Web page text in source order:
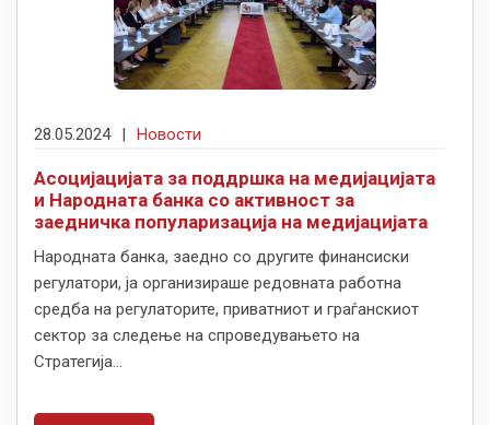
28.05.2024 Новости
Асоцијацијата за поддршка на медијацијата
и Народната банка со активност за
заедничка популаризација на медијацијата
Народната банка, заедно со другите финансиски
регулатори, ја организираше редовната работна
средба на регулаторите, приватниот и граѓанскиот
сектор за следење на спроведувањето на
Стратегија...